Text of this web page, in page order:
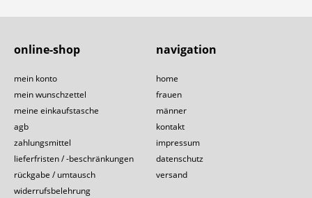
navigation
home
frauen
männer
kontakt
impressum
datenschutz
versand
online-shop
mein konto
mein wunschzettel
meine einkaufstasche
agb
zahlungsmittel
lieferfristen / -beschränkungen
rückgabe / umtausch
widerrufsbelehrung